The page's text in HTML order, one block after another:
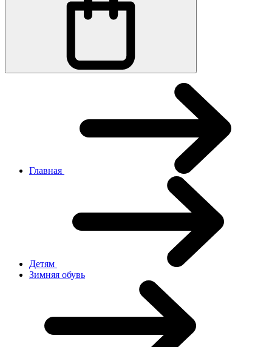
Главная
Детям
Зимняя обувь